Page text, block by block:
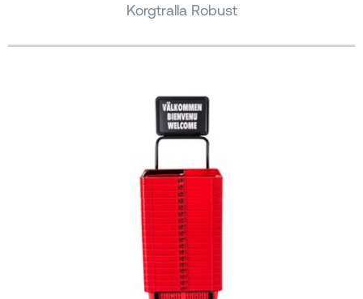
Korgtralla Robust